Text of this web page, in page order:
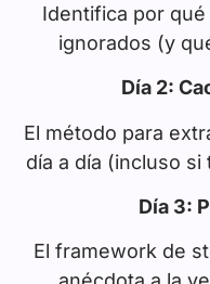
Identifica por
ignorados (y
Día 2:
El método para
día a día (incluso si
Día 3:
El framework de